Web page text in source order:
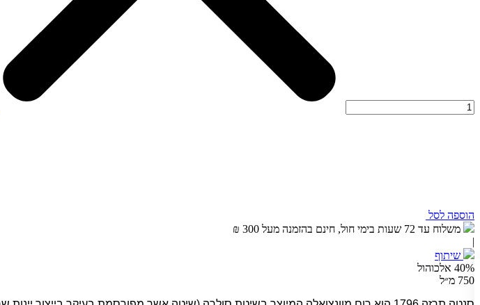
הוספה לסל
משלוח עד 72 שעות בימי חול, חינם בהזמנה מעל 300 ₪
שיתוף
40% אלכוהול
750 מ״ל